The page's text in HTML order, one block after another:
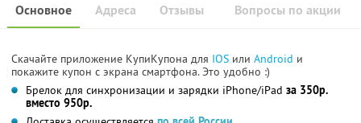
Основное Отзывы Вопросы по акции
Адреса
Скачайте приложение КупиКупона для IOS или Android и
покажите купон с экрана смартфона. Это удобно :)
Брелок для синхронизации и зарядки iPhone/iPad за 350р.
вместо 950р.